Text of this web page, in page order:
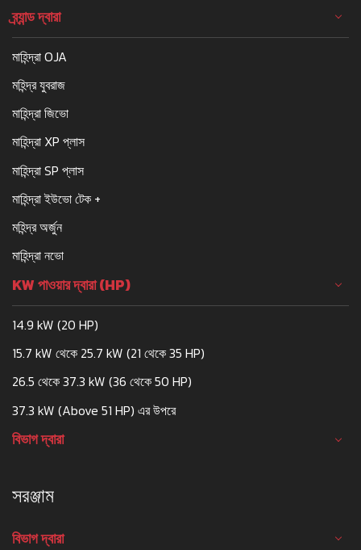
ব্র্যান্ড দ্বারা
মাহিন্দ্রা OJA
মহিন্দ্র যুবরাজ
মাহিন্দ্রা জিভো
মাহিন্দ্রা XP প্লাস
মাহিন্দ্রা SP প্লাস
মাহিন্দ্রা ইউভো টেক +
মহিন্দ্র অর্জুন
মাহিন্দ্রা নভো
KW পাওয়ার দ্বারা (HP)
14.9 kW (20 HP)
15.7 kW থেকে 25.7 kW (21 থেকে 35 HP)
26.5 থেকে 37.3 kW (36 থেকে 50 HP)
37.3 kW (Above 51 HP) এর উপরে
বিভাগ দ্বারা
সরঞ্জাম
বিভাগ দ্বারা